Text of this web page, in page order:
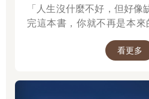
「人生沒什麼不好，但好像
完這本書，你就不再是本來
看更多